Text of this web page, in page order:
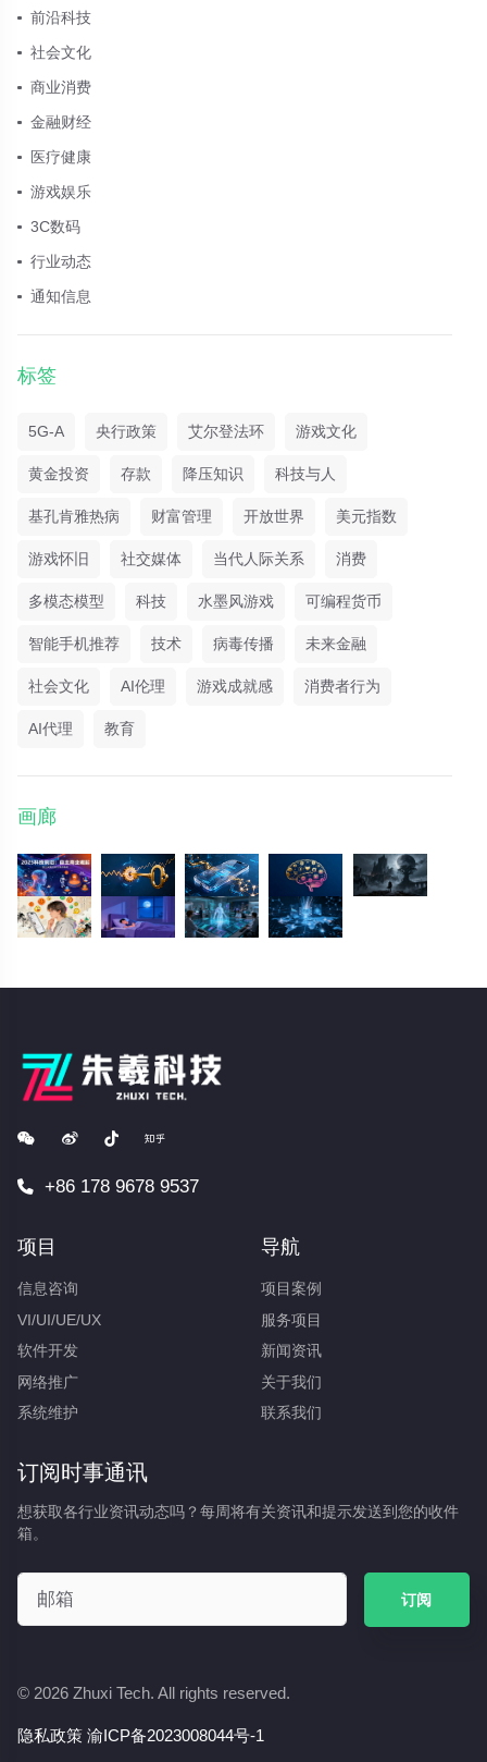
前沿科技
社会文化
商业消费
金融财经
医疗健康
游戏娱乐
3C数码
行业动态
通知信息
标签
5G-A 央行政策 艾尔登法环 游戏文化
黄金投资 存款 降压知识 科技与人
基孔肯雅热病 财富管理 开放世界 美元指数
游戏怀旧 社交媒体 当代人际关系 消费
多模态模型 科技 水墨风游戏 可编程货币
智能手机推荐 技术 病毒传播 未来金融
社会文化 AI伦理 游戏成就感 消费者行为
AI代理 教育
画廊
+86 178 9678 9537
项目
信息咨询
VI/UI/UE/UX
软件开发
网络推广
系统维护
导航
项目案例
服务项目
新闻资讯
关于我们
联系我们
订阅时事通讯
想获取各行业资讯动态吗？每周将有关资讯和提示发送到您的收件
箱。
订阅
© 2026Zhuxi Tech. All rights reserved.
隐私政策 渝ICP备2023008044号-1